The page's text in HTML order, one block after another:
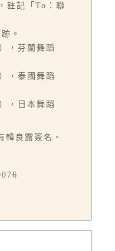
註記「To：聯
。
，芬蘭舞蹈
，泰國舞蹈
，日本舞蹈
韓良露簽名。